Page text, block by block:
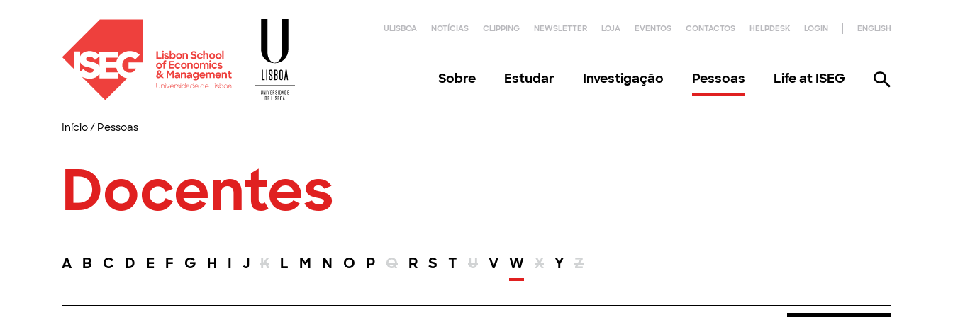
ULISBOA NOTÍCIAS CLIPPING NEWSLETTER LOJA EVENTOS CONTACTOS HELPDESK LOGIN ENGLISH
Sobre Estudar Investigação Pessoas Life at ISEG
Início/ Pessoas
Docentes
A B C D E F G H I J K L M N O P Q R S T U V W X Y Z